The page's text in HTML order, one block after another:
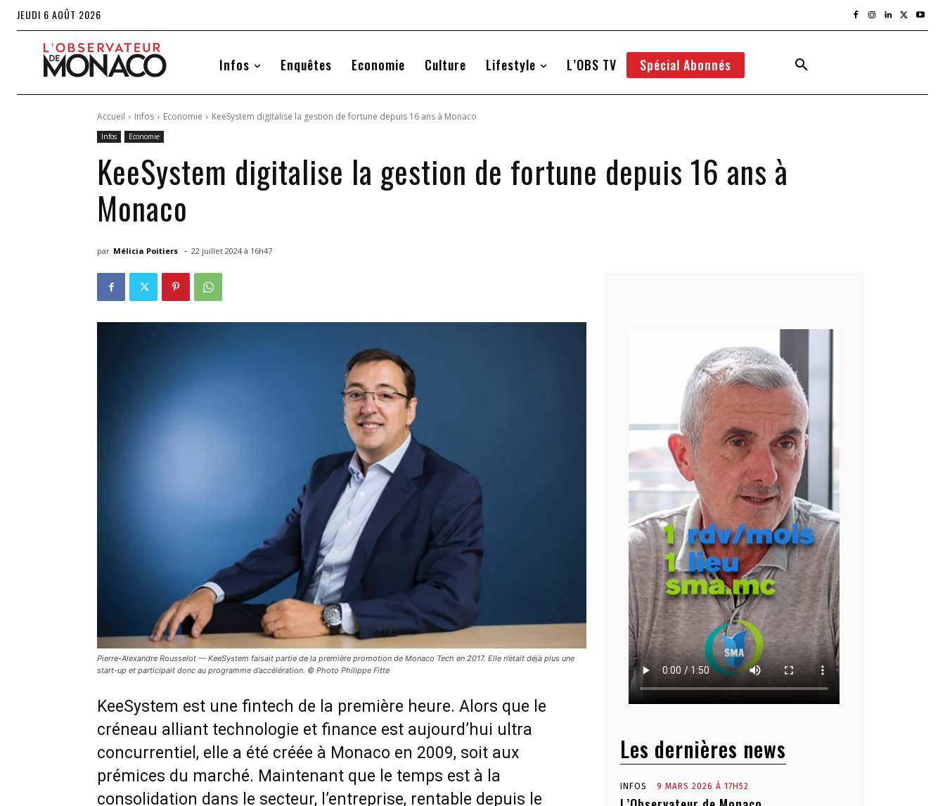
JEUDI 6 AOÛT 2026
Infos Enquêtes Economie Culture Lifestyle L’OBS TV Spécial Abonnés
Accueil Infos Economie KeeSystem digitalise la gestion de fortune depuis 16 ans à Monaco
Infos Economie
KeeSystem digitalise la gestion de fortune depuis 16 ans à
Monaco
par Mélicia Poitiers - 22 juillet 2024 à 16h47
Pierre-Alexandre Rousselot — KeeSystem faisait partie de la première promotion de Monaco Tech en 2017. Elle n’était déjà plus une
start-up et participait donc au programme d’accélération. © Photo Philippe Fitte
KeeSystem est une fintech de la première heure. Alors que le
créneau alliant technologie et finance est aujourd’hui ultra
concurrentiel, elle a été créée à Monaco en 2009, soit aux
prémices du marché. Maintenant que le temps est à la
consolidation dans le secteur, l’entreprise, rentable depuis le
Les dernières news
INFOS 9 MARS 2026 À 17H52